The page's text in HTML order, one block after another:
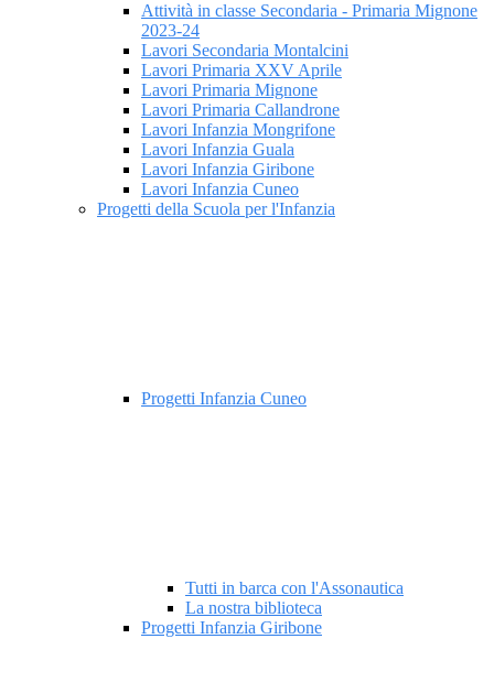
Attività in classe Secondaria - Primaria Mignone
2023-24
Lavori Secondaria Montalcini
Lavori Primaria XXV Aprile
Lavori Primaria Mignone
Lavori Primaria Callandrone
Lavori Infanzia Mongrifone
Lavori Infanzia Guala
Lavori Infanzia Giribone
Lavori Infanzia Cuneo
Progetti della Scuola per l'Infanzia
Progetti Infanzia Cuneo
Tutti in barca con l'Assonautica
La nostra biblioteca
Progetti Infanzia Giribone